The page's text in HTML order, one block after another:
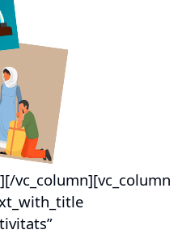
vc_column][vc_column